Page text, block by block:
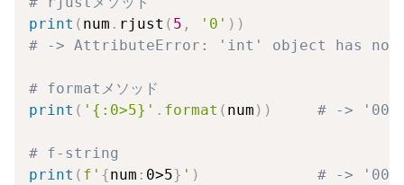
print ( num . rjust ( 5 , '0' ) )
# -> AttributeError: 'int' object has
# formatメソッド
print ( '{:0>5}' . format ( num ) ) # ->
# f-string
print ( f' {num : 0>5} ' ) # ->